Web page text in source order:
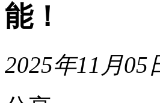
能！
2025年11月05